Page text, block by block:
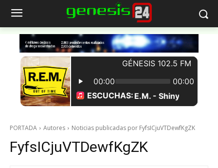
PORTADA Autores Noticias publicadas por FyfsICjuVTDewfKgZK
FyfsICjuVTDewfKgZK